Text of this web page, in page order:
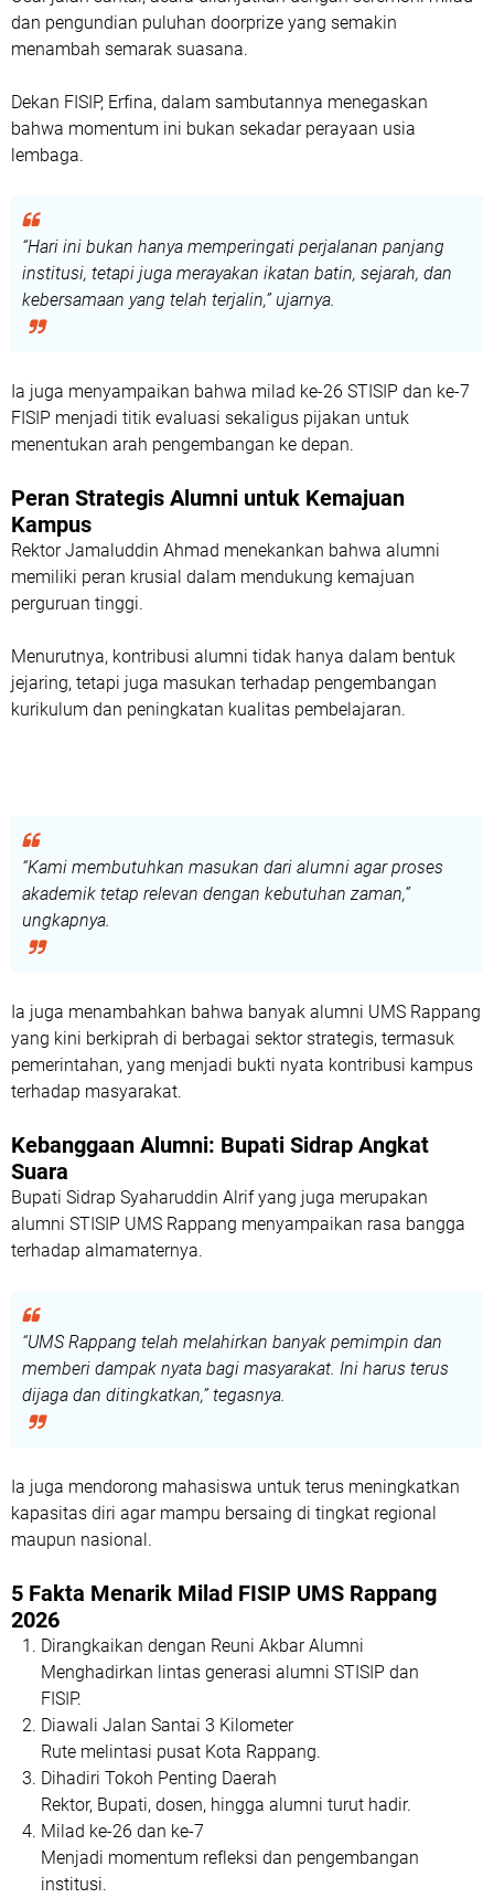
dan pengundian puluhan doorprize yang semakin
menambah semarak suasana.
Dekan FISIP, Erfina, dalam sambutannya menegaskan
bahwa momentum ini bukan sekadar perayaan usia
lembaga.
“Hari ini bukan hanya memperingati perjalanan panjang
institusi, tetapi juga merayakan ikatan batin, sejarah, dan
kebersamaan yang telah terjalin,” ujarnya.
Ia juga menyampaikan bahwa milad ke-26 STISIP dan ke-7
FISIP menjadi titik evaluasi sekaligus pijakan untuk
menentukan arah pengembangan ke depan.
Peran Strategis Alumni untuk Kemajuan
Kampus
Rektor Jamaluddin Ahmad menekankan bahwa alumni
memiliki peran krusial dalam mendukung kemajuan
perguruan tinggi.
Menurutnya, kontribusi alumni tidak hanya dalam bentuk
jejaring, tetapi juga masukan terhadap pengembangan
kurikulum dan peningkatan kualitas pembelajaran.
“Kami membutuhkan masukan dari alumni agar proses
akademik tetap relevan dengan kebutuhan zaman,”
ungkapnya.
Ia juga menambahkan bahwa banyak alumni UMS Rappang
yang kini berkiprah di berbagai sektor strategis, termasuk
pemerintahan, yang menjadi bukti nyata kontribusi kampus
terhadap masyarakat.
Kebanggaan Alumni: Bupati Sidrap Angkat
Suara
Bupati Sidrap Syaharuddin Alrif yang juga merupakan
alumni STISIP UMS Rappang menyampaikan rasa bangga
terhadap almamaternya.
“UMS Rappang telah melahirkan banyak pemimpin dan
memberi dampak nyata bagi masyarakat. Ini harus terus
dijaga dan ditingkatkan,” tegasnya.
Ia juga mendorong mahasiswa untuk terus meningkatkan
kapasitas diri agar mampu bersaing di tingkat regional
maupun nasional.
5 Fakta Menarik Milad FISIP UMS Rappang
2026
Dirangkaikan dengan Reuni Akbar Alumni
Menghadirkan lintas generasi alumni STISIP dan
FISIP.
Diawali Jalan Santai 3 Kilometer
Rute melintasi pusat Kota Rappang.
Dihadiri Tokoh Penting Daerah
Rektor, Bupati, dosen, hingga alumni turut hadir.
Milad ke-26 dan ke-7
Menjadi momentum refleksi dan pengembangan
institusi.